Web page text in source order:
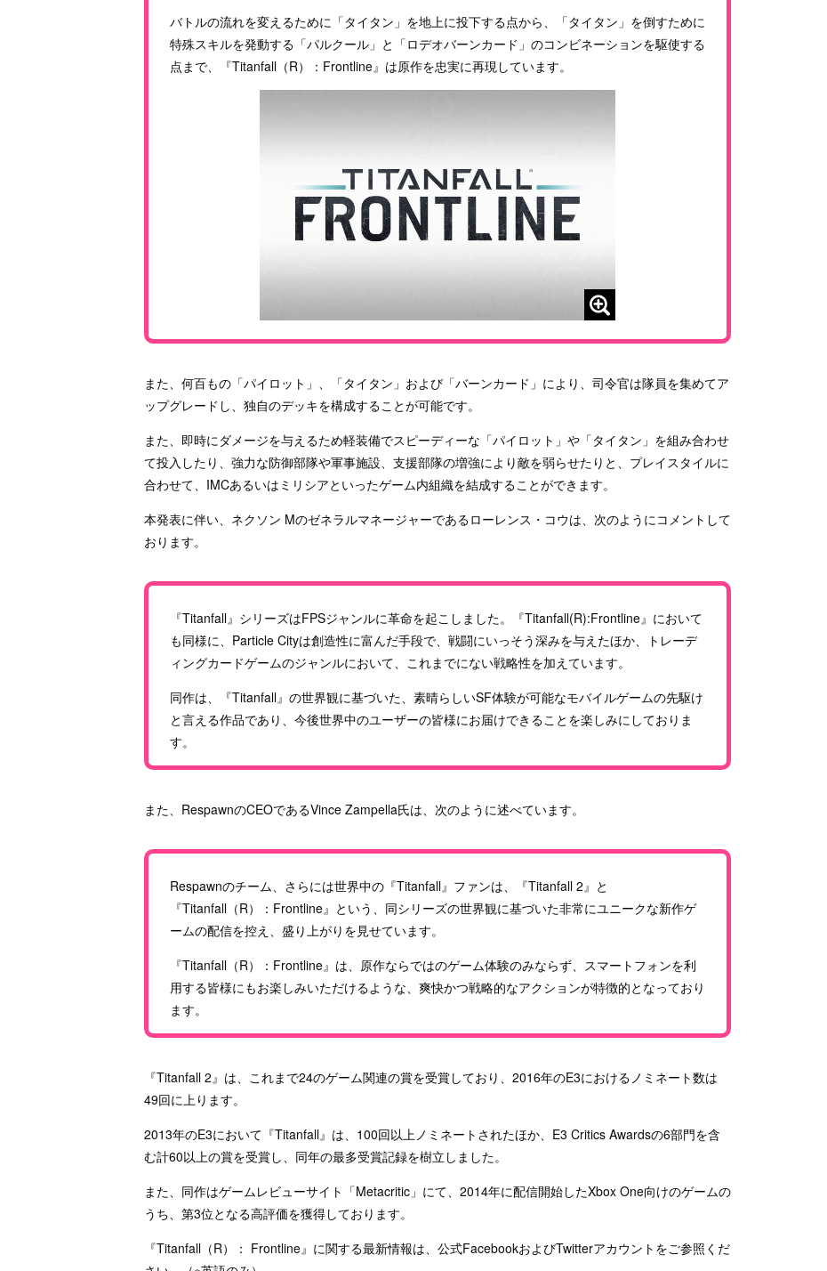
バトルの流れを変えるために「タイタン」を地上に投下する点から、「タイタン」を倒すために
特殊スキルを発動する「パルクール」と「ロデオバーンカード」のコンビネーションを駆使する
点まで、『Titanfall（R）：Frontline』は原作を忠実に再現しています。
また、何百もの「パイロット」、「タイタン」および「バーンカード」により、司令官は隊員を集めてア
ップグレードし、独自のデッキを構成することが可能です。
また、即時にダメージを与えるため軽装備でスピーディーな「パイロット」や「タイタン」を組み合わせ
て投入したり、強力な防御部隊や軍事施設、支援部隊の増強により敵を弱らせたりと、プレイスタイルに
合わせて、IMCあるいはミリシアといったゲーム内組織を結成することができます。
本発表に伴い、ネクソン Mのゼネラルマネージャーであるローレンス・コウは、次のようにコメントして
おります。
『Titanfall』シリーズはFPSジャンルに革命を起こしました。『Titanfall(R):Frontline』において
も同様に、Particle Cityは創造性に富んだ手段で、戦闘にいっそう深みを与えたほか、トレーデ
ィングカードゲームのジャンルにおいて、これまでにない戦略性を加えています。
同作は、『Titanfall』の世界観に基づいた、素晴らしいSF体験が可能なモバイルゲームの先駆け
と言える作品であり、今後世界中のユーザーの皆様にお届けできることを楽しみにしておりま
す。
また、RespawnのCEOであるVince Zampella氏は、次のように述べています。
Respawnのチーム、さらには世界中の『Titanfall』ファンは、『Titanfall 2』と
『Titanfall（R）：Frontline』という、同シリーズの世界観に基づいた非常にユニークな新作ゲ
ームの配信を控え、盛り上がりを見せています。
『Titanfall（R）：Frontline』は、原作ならではのゲーム体験のみならず、スマートフォンを利
用する皆様にもお楽しみいただけるような、爽快かつ戦略的なアクションが特徴的となっており
ます。
『Titanfall 2』は、これまで24のゲーム関連の賞を受賞しており、2016年のE3におけるノミネート数は
49回に上ります。
2013年のE3において『Titanfall』は、100回以上ノミネートされたほか、E3 Critics Awardsの6部門を含
む計60以上の賞を受賞し、同年の最多受賞記録を樹立しました。
また、同作はゲームレビューサイト「Metacritic」にて、2014年に配信開始したXbox One向けのゲームの
うち、第3位となる高評価を獲得しております。
『Titanfall（R）： Frontline』に関する最新情報は、公式FacebookおよびTwitterアカウントをご参照くだ